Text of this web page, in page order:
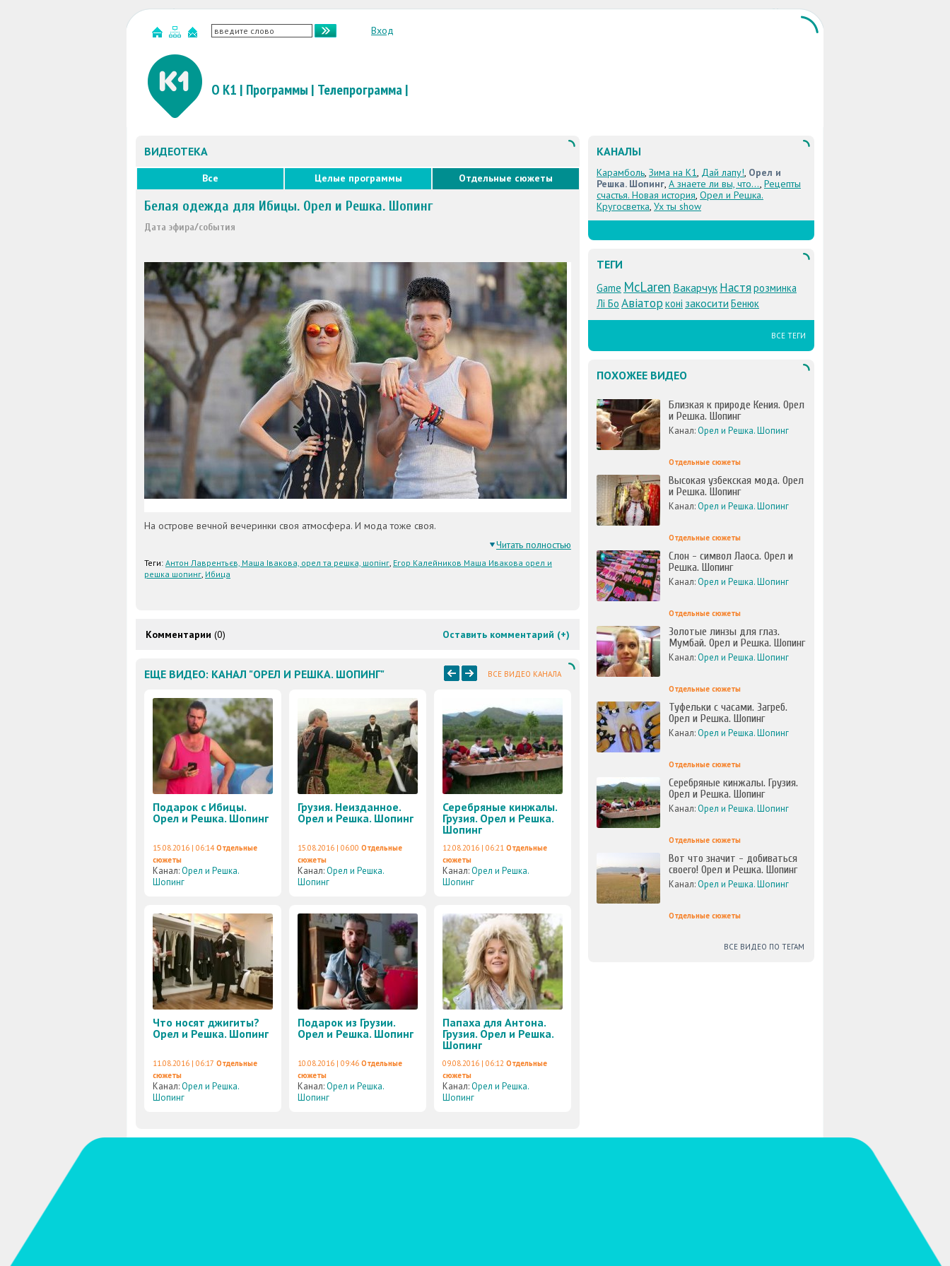
Вход
О К1 | Программы | Телепрограмма|
ВИДЕОТЕКА
Все Целые программы Отдельные сюжеты
Белая одежда для Ибицы. Орел и Решка. Шопинг
Дата эфира/события
На острове вечной вечеринки своя атмосфера. И мода тоже своя.
Читать полностью
Теги: Антон Лаврентьєв, Маша Івакова, орел та решка, шопінг, Егор Калейников Маша Ивакова орел и
решка шопинг, Ибица
Оставить комментарий (+)
Комментарии (0)
ВСЕ ВИДЕО КАНАЛА
ЕЩЕ ВИДЕО: КАНАЛ "ОРЕЛ И РЕШКА. ШОПИНГ"
Подарок с Ибицы.
Орел и Решка. Шопинг
15.08.2016 | 06:14 Отдельные
сюжеты
Канал:Орел и Решка.
Шопинг
Грузия. Неизданное.
Орел и Решка. Шопинг
15.08.2016 | 06:00 Отдельные
сюжеты
Канал:Орел и Решка.
Шопинг
Серебряные кинжалы.
Грузия. Орел и Решка.
Шопинг
12.08.2016 | 06:21 Отдельные
сюжеты
Канал:Орел и Решка.
Шопинг
Что носят джигиты?
Орел и Решка. Шопинг
11.08.2016 | 06:17 Отдельные
сюжеты
Канал:Орел и Решка.
Шопинг
Подарок из Грузии.
Орел и Решка. Шопинг
10.08.2016 | 09:46 Отдельные
сюжеты
Канал:Орел и Решка.
Шопинг
Папаха для Антона.
Грузия. Орел и Решка.
Шопинг
09.08.2016 | 06:12 Отдельные
сюжеты
Канал:Орел и Решка.
Шопинг
КАНАЛЫ
Карамболь, Зима на К1, Дай лапу!, Орел и
Решка. Шопинг, А знаете ли вы, что..., Рецепты
счастья. Новая история, Орел и Решка.
Кругосветка, Ух ты show
ТЕГИ
Game McLaren Вакарчук Настярозминка
Лі Бо Авіаторконі закосити Бенюк
ВСЕ ТЕГИ
ПОХОЖЕЕ ВИДЕО
Близкая к природе Кения. Орел
и Решка. Шопинг
Канал:Орел и Решка. Шопинг
Отдельные сюжеты
Высокая узбекская мода. Орел
и Решка. Шопинг
Канал:Орел и Решка. Шопинг
Отдельные сюжеты
Слон - символ Лаоса. Орел и
Решка. Шопинг
Канал:Орел и Решка. Шопинг
Отдельные сюжеты
Золотые линзы для глаз.
Мумбай. Орел и Решка. Шопинг
Канал:Орел и Решка. Шопинг
Отдельные сюжеты
Туфельки с часами. Загреб.
Орел и Решка. Шопинг
Канал:Орел и Решка. Шопинг
Отдельные сюжеты
Серебряные кинжалы. Грузия.
Орел и Решка. Шопинг
Канал:Орел и Решка. Шопинг
Отдельные сюжеты
Вот что значит - добиваться
своего! Орел и Решка. Шопинг
Канал:Орел и Решка. Шопинг
Отдельные сюжеты
ВСЕ ВИДЕО ПО ТЕГАМ